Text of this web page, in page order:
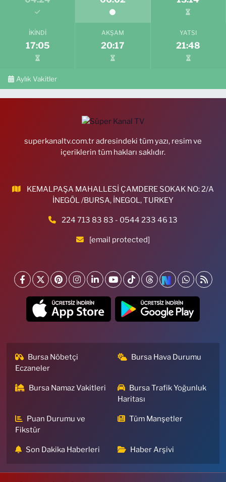
İKINDI
17:05
AKŞAM
20:17
YATSI
21:48
Aylık Vakitler
superkanaltv.com.tr adresindeki tüm yazı, resim ve
içeriklerin tüm hakları saklıdır.
KEMALPAŞA MAHALLESİ ÇAMDERE SOKAK NO: 2/A
İNEGÖL /BURSA, İNEGOL, TURKEY
224 713 83 83 - 0544 233 46 13
[email protected]
Bursa Nöbetçi
Eczaneler
Bursa Hava Durumu
Bursa Namaz Vakitleri
Bursa Trafik Yoğunluk
Haritası
Puan Durumu ve
Fikstür
Tüm Manşetler
Son Dakika Haberleri Haber Arşivi